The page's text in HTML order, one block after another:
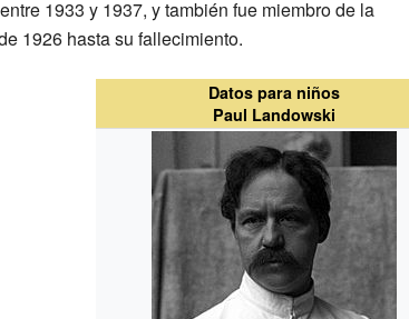
1933 y 1937, y también fue miembro de la
1926 hasta su fallecimiento.
Datos para niños
Paul Landowski